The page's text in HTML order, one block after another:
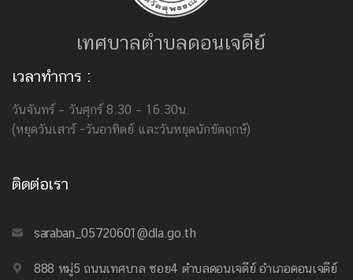
เทศบาลตำบลดอนเจดีย์
เวลาทำการ :
วันจันทร์ – วันศุกร์ 8.30 – 16.30น.
(หยุดวันเสาร์ -วันอาทิตย์ และวันหยุดนักขัตฤกษ์)
ติดต่อเรา
saraban_05720601@dla.go.th
888 หมู่5 ถนนเทศบาล ซอย4 ตำบลดอนเจดีย์ อำเภอดอนเจดีย์